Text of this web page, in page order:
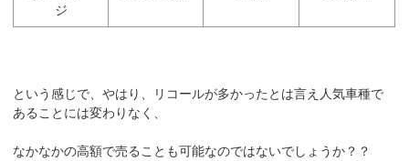
ジ
という感じで、やはり、リコールが多かったとは言え人気車種で
あることには変わりなく、
なかなかの高額で売ることも可能なのではないでしょうか？？